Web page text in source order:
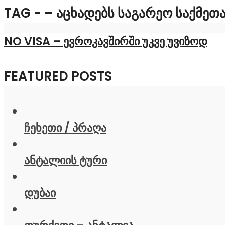
TAG - – ᲐᲪᲮᲐᲓᲔᲑᲡ ᲡᲐᲒᲐᲠᲔᲝ
NO VISA – ევროკავშირში უკვე უვიზოდ
FEATURED POSTS
ჩეხეთი / პრაღა
ანტალიის ტური
დუბაი